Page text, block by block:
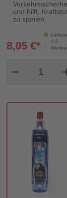
und hilft,
zu sparen
1-2
8,05 €*
remove